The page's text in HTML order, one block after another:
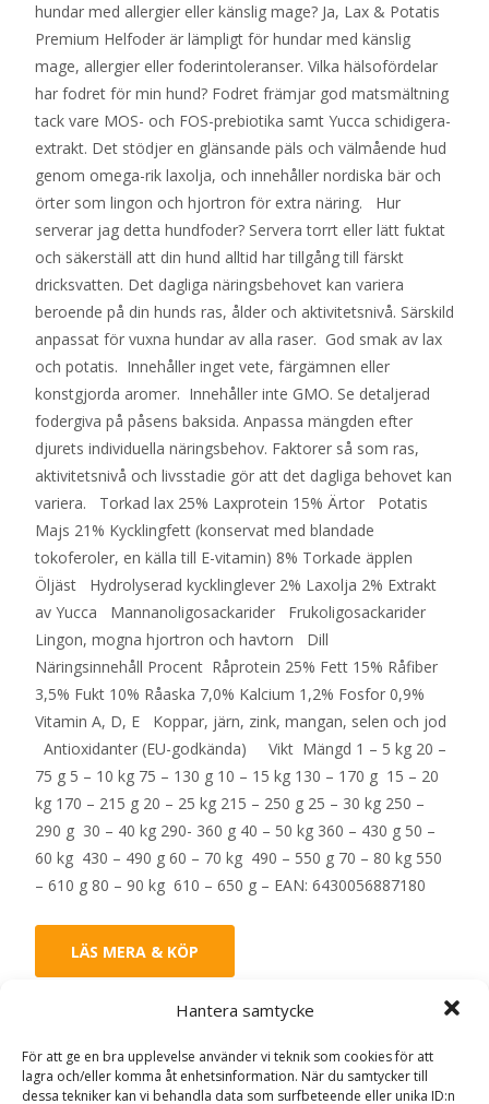
Hantera samtycke
För att ge en bra upplevelse använder vi teknik som cookies för att
lagra och/eller komma åt enhetsinformation. När du samtycker till
dessa tekniker kan vi behandla data som surfbeteende eller unika ID:n
hundar med allergier eller känslig mage? Ja, Lax & Potatis
Premium Helfoder är lämpligt för hundar med känslig
mage, allergier eller foderintoleranser. Vilka hälsofördelar
har fodret för min hund? Fodret främjar god matsmältning
tack vare MOS- och FOS-prebiotika samt Yucca schidigera-
extrakt. Det stödjer en glänsande päls och välmående hud
genom omega-rik laxolja, och innehåller nordiska bär och
örter som lingon och hjortron för extra näring. Hur
serverar jag detta hundfoder? Servera torrt eller lätt fuktat
och säkerställ att din hund alltid har tillgång till färskt
dricksvatten. Det dagliga näringsbehovet kan variera
beroende på din hunds ras, ålder och aktivitetsnivå. Särskild
anpassat för vuxna hundar av alla raser. God smak av lax
och potatis. Innehåller inget vete, färgämnen eller
konstgjorda aromer. Innehåller inte GMO. Se detaljerad
fodergiva på påsens baksida. Anpassa mängden efter
djurets individuella näringsbehov. Faktorer så som ras,
aktivitetsnivå och livsstadie gör att det dagliga behovet kan
variera. Torkad lax 25% Laxprotein 15% Ärtor Potatis
Majs 21% Kycklingfett (konservat med blandade
tokoferoler, en källa till E-vitamin) 8% Torkade äpplen
Öljäst Hydrolyserad kycklinglever 2% Laxolja 2% Extrakt
av Yucca Mannanoligosackarider Frukoligosackarider
Lingon, mogna hjortron och havtorn Dill
Näringsinnehåll Procent Råprotein 25% Fett 15% Råfiber
3,5% Fukt 10% Råaska 7,0% Kalcium 1,2% Fosfor 0,9%
Vitamin A, D, E Koppar, järn, zink, mangan, selen och jod
Antioxidanter (EU-godkända) Vikt Mängd 1 – 5 kg 20 –
75 g 5 – 10 kg 75 – 130 g 10 – 15 kg 130 – 170 g 15 – 20
kg 170 – 215 g 20 – 25 kg 215 – 250 g 25 – 30 kg 250 –
290 g 30 – 40 kg 290- 360 g 40 – 50 kg 360 – 430 g 50 –
60 kg 430 – 490 g 60 – 70 kg 490 – 550 g 70 – 80 kg 550
– 610 g 80 – 90 kg 610 – 650 g – EAN: 6430056887180
LÄS MERA & KÖP
Etikett:PrimaDog